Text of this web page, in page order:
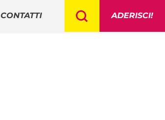
CONTATTI ADERISCI!